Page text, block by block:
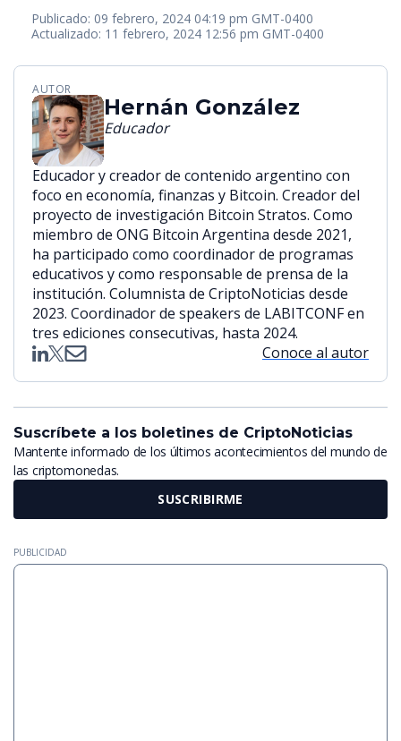
Publicado: 09 febrero, 2024 04:19 pm GMT-0400
Actualizado: 11 febrero, 2024 12:56 pm GMT-0400
AUTOR
Hernán González
Educador
Educador y creador de contenido argentino con
foco en economía, finanzas y Bitcoin. Creador del
proyecto de investigación Bitcoin Stratos. Como
miembro de ONG Bitcoin Argentina desde 2021,
ha participado como coordinador de programas
educativos y como responsable de prensa de la
institución. Columnista de CriptoNoticias desde
2023. Coordinador de speakers de LABITCONF en
tres ediciones consecutivas, hasta 2024.
Conoce al autor
Suscríbete a los boletines de CriptoNoticias
Mantente informado de los últimos acontecimientos del mundo de
las criptomonedas.
SUSCRIBIRME
PUBLICIDAD